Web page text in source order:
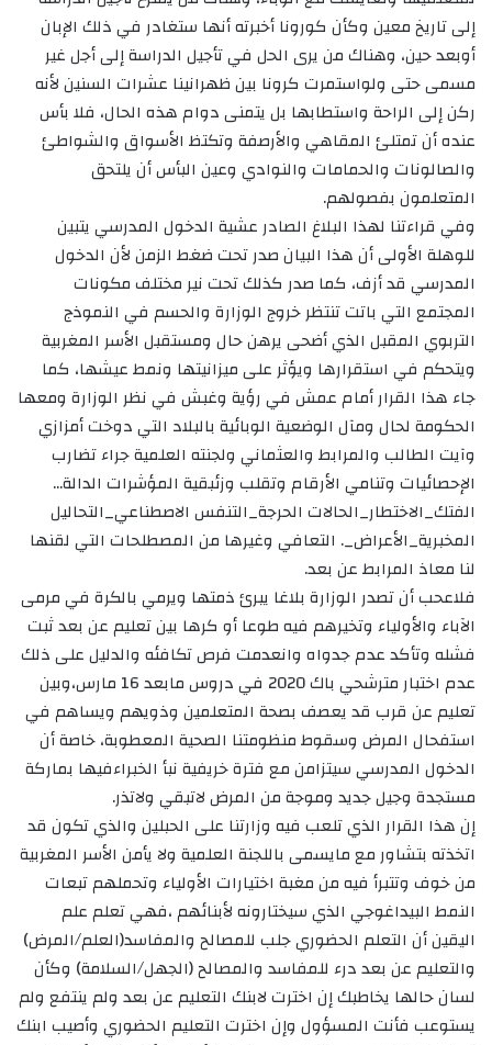
إلى تاريخ معين وكأن كورونا أخبرته أنها ستغادر في ذلك الإبان
أوبعد حين، وهناك من يرى الحل في تأجيل الدراسة إلى أجل غير
مسمى حتى ولواستمرت كرونا بين ظهرانينا عشرات السنين لأنه
ركن إلى الراحة واستطابها بل يتمنى دوام هذه الحال، فلا بأس
عنده أن تمتلئ المقاهي والأرصفة وتكتظ الأسواق والشواطئ
والصالونات والحمامات والنوادي وعين البأس أن يلتحق
المتعلمون بفصولهم.
وفي قراءتنا لهذا البلاغ الصادر عشية الدخول المدرسي يتبين
للوهلة الأولى أن هذا البيان صدر تحت ضغط الزمن لأن الدخول
المدرسي قد أزف، كما صدر كذلك تحت نير مختلف مكونات
المجتمع التي باتت تنتظر خروج الوزارة والحسم في النموذج
التربوي المقبل الذي أضحى يرهن حال ومستقبل الأسر المغربية
ويتحكم في استقرارها ويؤثر على ميزانيتها ونمط عيشها، كما
جاء هذا القرار أمام عمش في رؤية وغبش في نظر الوزارة ومعها
الحكومة لحال ومآل الوضعية الوبائية بالبلاد التي دوخت أمزازي
وآيت الطالب والمرابط والعثماني ولجنته العلمية جراء تضارب
الإحصائيات وتنامي الأرقام وتقلب وزئبقية المؤشرات الدالة…
الفتك_الاختطار_الحالات الحرجة_التنفس الاصطناعي_التحاليل
المخبرية_الأعراض_. التعافي وغيرها من المصطلحات التي لقنها
لنا معاذ المرابط عن بعد.
فلاعحب أن تصدر الوزارة بلاغا يبرئ ذمتها ويرمي بالكرة في مرمى
الآباء والأولياء وتخيرهم فيه طوعا أو كرها بين تعليم عن بعد ثبت
فشله وتأكد عدم جدواه وانعدمت فرص تكافئه والدليل على ذلك
عدم اختبار مترشحي باك 2020 في دروس مابعد 16 مارس،وبين
تعليم عن قرب قد يعصف بصحة المتعلمين وذويهم ويساهم في
استفحال المرض وسقوط منظومتنا الصحية المعطوبة، خاصة أن
الدخول المدرسي سيتزامن مع فترة خريفية نبأ الخبراءفيها بماركة
مستجدة وجيل جديد وموجة من المرض لاتبقي ولاتذر.
إن هذا القرار الذي تلعب فيه وزارتنا على الحبلين والذي تكون قد
اتخذته بتشاور مع مايسمى باللجنة العلمية ولا يأمن الأسر المغربية
من خوف وتتبرأ فيه من مغبة اختيارات الأولياء وتحملهم تبعات
النمط البيداغوجي الذي سيختارونه لأبنائهم ،فهي تعلم علم
اليقين أن التعلم الحضوري جلب للمصالح والمفاسد(العلم/المرض)
والتعليم عن بعد درء للمفاسد والمصالح (الجهل/السلامة) وكأن
لسان حالها يخاطبك إن اخترت لابنك التعليم عن بعد ولم ينتفع ولم
يستوعب فأنت المسؤول وإن اخترت التعليم الحضوري وأصيب ابنك